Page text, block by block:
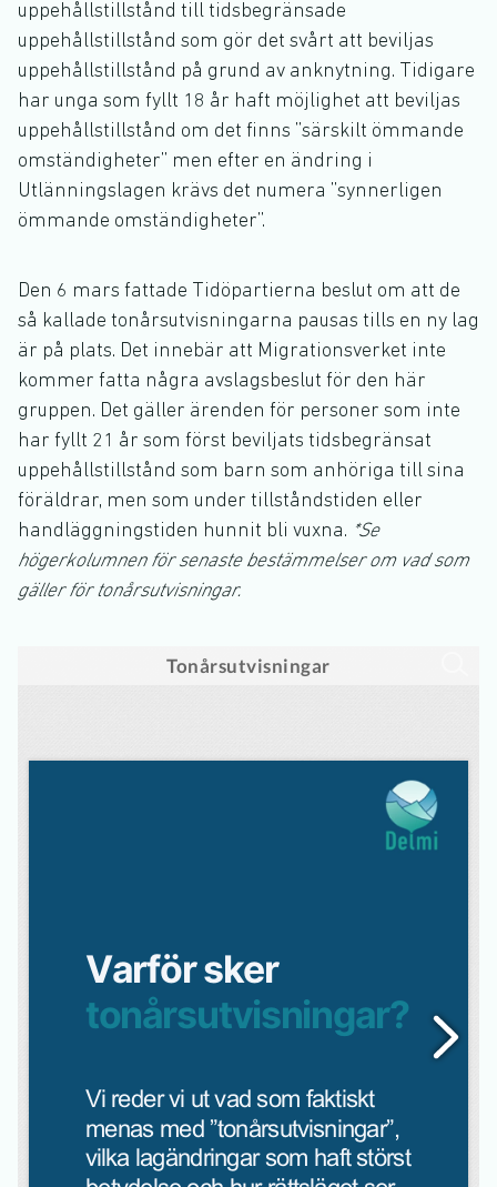
uppehållstillstånd till tidsbegränsade
uppehållstillstånd som gör det svårt att beviljas
uppehållstillstånd på grund av anknytning. Tidigare
har unga som fyllt 18 år haft möjlighet att beviljas
uppehållstillstånd om det finns ”särskilt ömmande
omständigheter” men efter en ändring i
Utlänningslagen krävs det numera ”synnerligen
ömmande omständigheter”.
Den 6 mars fattade Tidöpartierna beslut om att de
så kallade tonårsutvisningarna pausas tills en ny lag
är på plats. Det innebär att Migrationsverket inte
kommer fatta några avslagsbeslut för den här
gruppen. Det gäller ärenden för personer som inte
har fyllt 21 år som först beviljats tidsbegränsat
uppehållstillstånd som barn som anhöriga till sina
föräldrar, men som under tillståndstiden eller
handläggningstiden hunnit bli vuxna. *Se
högerkolumnen för senaste bestämmelser om vad som
gäller för tonårsutvisningar.